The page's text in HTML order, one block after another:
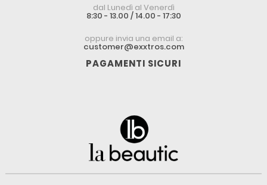
dal Lunedì al Venerdì
8:30 - 13.00 / 14.00 - 17:30
oppure invia una email a:
customer@exxtros.com
PAGAMENTI SICURI